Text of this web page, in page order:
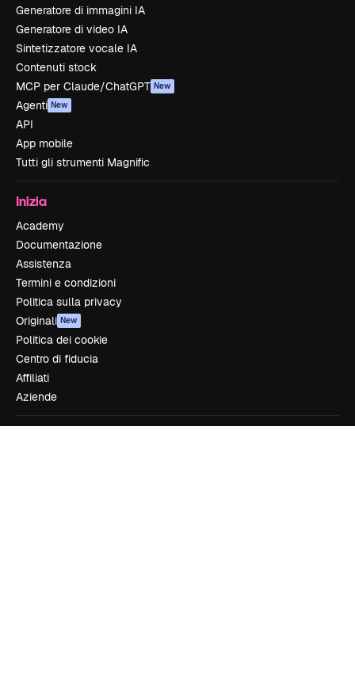
Generatore di immagini IA
Generatore di video IA
Sintetizzatore vocale IA
Contenuti stock
MCP per Claude/ChatGPT New
Agenti New
API
App mobile
Tutti gli strumenti Magnific
Inizia
Academy
Documentazione
Assistenza
Termini e condizioni
Politica sulla privacy
Originali New
Politica dei cookie
Centro di fiducia
Affiliati
Aziende